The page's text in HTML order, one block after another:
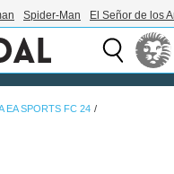
Spider-Man El Señor de los
EA SPORTS FC 24